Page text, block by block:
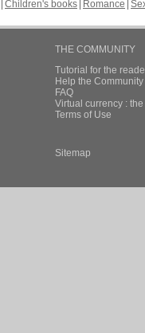
Children's books Romance
THE COMMUNITY
Tutorial for the
Help the
FAQ
Virtual currency :
Terms of Use
Sitemap